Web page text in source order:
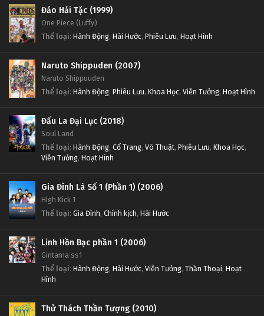
Đảo Hải Tặc (1999)
One Piece (Luffy)
Thể loại: Hành Động, Hài Hước, Phiêu Lưu, Hoạt Hình
Naruto Shippuden (2007)
Naruto Shippuuden
Thể loại: Hành Động, Phiêu Lưu, Khoa Học, Viễn Tưởng, Hoạt Hình
Đấu La Đại Lục (2018)
Soul Land
Thể loại: Hành Động, Cổ Trang, Võ Thuật, Phiêu Lưu, Khoa Học,
Viễn Tưởng, Hoạt Hình
Gia Đình Là Số 1 (Phần 1) (2006)
High Kick 1
Thể loại: Gia Đình, Chính kịch, Hài Hước
Linh Hồn Bạc phần 1 (2006)
Gintama ss1
Thể loại: Hành Động, Hài Hước, Viễn Tưởng, Thần Thoại, Hoạt
Hình
Thử Thách Thần Tượng (2010)